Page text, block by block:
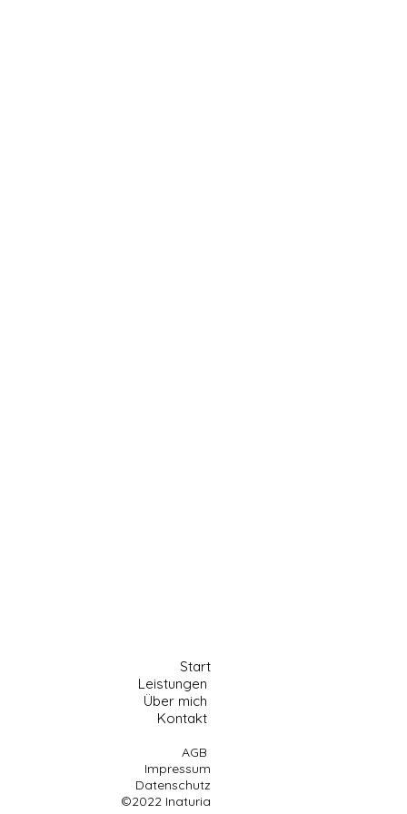
Start
Leistungen
Über mich
Kontakt
AGB
Impressum
Datenschutz
©2022 Inaturia